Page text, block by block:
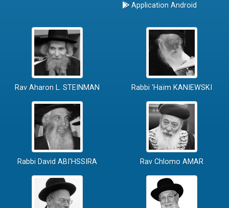
Application Android
Rav Aharon L. STEINMAN Rabbi 'Haïm KANIEWSKI
Rabbi David ABI'HSSIRA Rav Chlomo AMAR